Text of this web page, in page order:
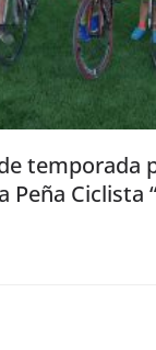
temporada
Peña Ciclista